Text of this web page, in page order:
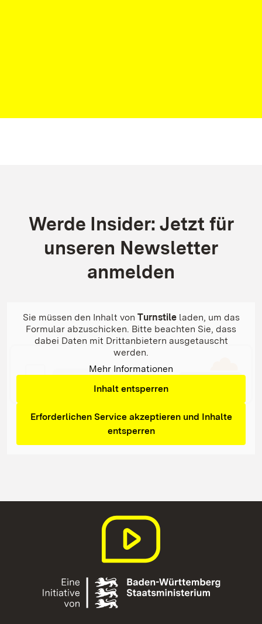
Kontakt
Werde Insider: Jetzt für
unseren Newsletter
anmelden
Sie müssen den Inhalt von Turnstileladen, um das
Formular abzuschicken. Bitte beachten Sie, dass
dabei Daten mit Drittanbietern ausgetauscht
werden.
Mehr Informationen
Inhalt entsperren
Erforderlichen Service akzeptieren und Inhalte
entsperren